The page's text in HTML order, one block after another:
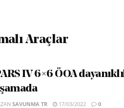
Araçlar
IV 6×6 ÖOA
SAVUNMA TR 17/03/2022 0